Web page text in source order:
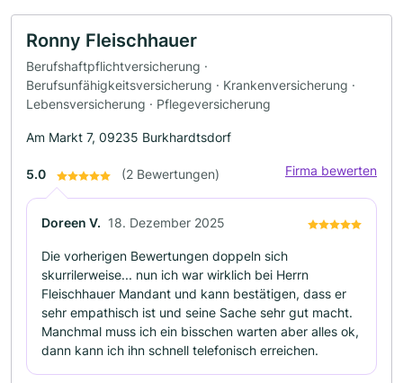
Ronny Fleischhauer
Berufshaftpflichtversicherung ·
Berufsunfähigkeitsversicherung · Krankenversicherung ·
Lebensversicherung · Pflegeversicherung
Am Markt 7, 09235 Burkhardtsdorf
5.0 (2 Bewertungen) Firma bewerten
Doreen V. 18. Dezember 2025
Die vorherigen Bewertungen doppeln sich
skurrilerweise... nun ich war wirklich bei Herrn
Fleischhauer Mandant und kann bestätigen, dass er
sehr empathisch ist und seine Sache sehr gut macht.
Manchmal muss ich ein bisschen warten aber alles ok,
dann kann ich ihn schnell telefonisch erreichen.